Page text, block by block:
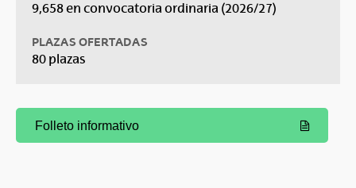
9,658 en convocatoria ordinaria (2026/27)
PLAZAS OFERTADAS
80 plazas
(Abre una nueva ventana)
Folleto informativo